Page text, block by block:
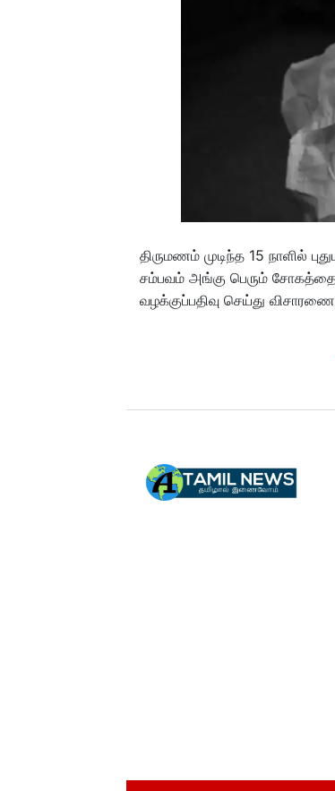
திருமணம் முடிந்த 15 நாளில்
சம்பவம் அங்கு பெரும் சோகத்தை
வழக்குப்பதிவு செய்து